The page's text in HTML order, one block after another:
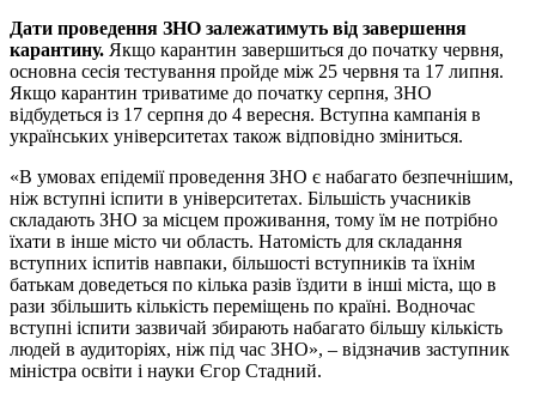
Дати проведення ЗНО залежатимуть від завершення
карантину. Якщо карантин завершиться до початку червня,
основна сесія тестування пройде між 25 червня та 17 липня.
Якщо карантин триватиме до початку серпня, ЗНО
відбудеться із 17 серпня до 4 вересня. Вступна кампанія в
українських університетах також відповідно зміниться.
«В умовах епідемії проведення ЗНО є набагато безпечнішим,
ніж вступні іспити в університетах. Більшість учасників
складають ЗНО за місцем проживання, тому їм не потрібно
їхати в інше місто чи область. Натомість для складання
вступних іспитів навпаки, більшості вступників та їхнім
батькам доведеться по кілька разів їздити в інші міста, що в
рази збільшить кількість переміщень по країні. Водночас
вступні іспити зазвичай збирають набагато більшу кількість
людей в аудиторіях, ніж під час ЗНО», – відзначив заступник
міністра освіти і науки Єгор Стадний.